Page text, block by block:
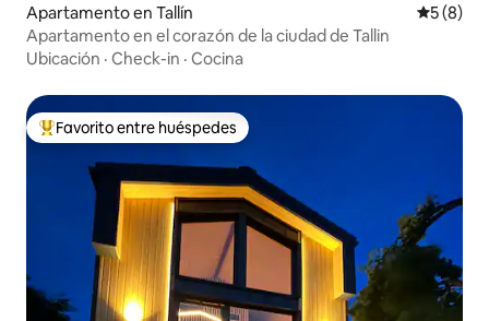
Apartamento en Tallín
5 (8)
Apartamento en el corazón de la ciudad de Tallin
Ubicación · Check-in · Cocina
Favorito entre huéspedes preferido
Favorito entre huéspedes